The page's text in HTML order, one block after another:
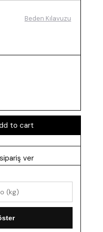
Beden Kılavuzu
ver